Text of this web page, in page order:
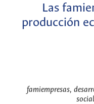
Las
producción
famiempresas,